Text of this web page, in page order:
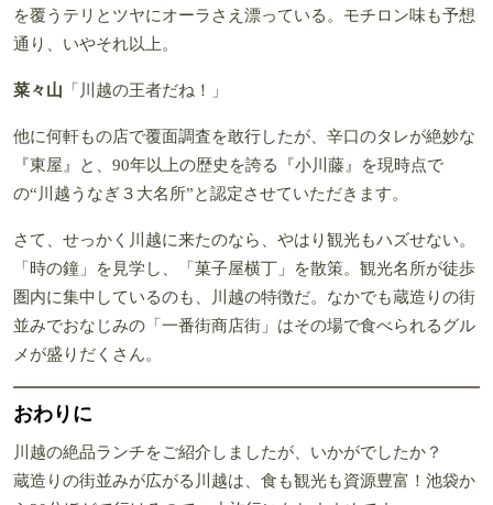
を覆うテリとツヤにオーラさえ漂っている。モチロン味も予想
通り、いやそれ以上。
菜々山 「川越の王者だね！」
他に何軒もの店で覆面調査を敢行したが、辛口のタレが絶妙な
『東屋』と、90年以上の歴史を誇る『小川藤』を現時点で
の“川越うなぎ３大名所”と認定させていただきます。
さて、せっかく川越に来たのなら、やはり観光もハズせない。
「時の鐘」を見学し、「菓子屋横丁」を散策。観光名所が徒歩
圏内に集中しているのも、川越の特徴だ。なかでも蔵造りの街
並みでおなじみの「一番街商店街」はその場で食べられるグル
メが盛りだくさん。
おわりに
川越の絶品ランチをご紹介しましたが、いかがでしたか？
蔵造りの街並みが広がる川越は、食も観光も資源豊富！池袋か